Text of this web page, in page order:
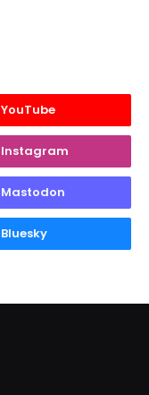
YouTube
Instagram
Mastodon
Bluesky